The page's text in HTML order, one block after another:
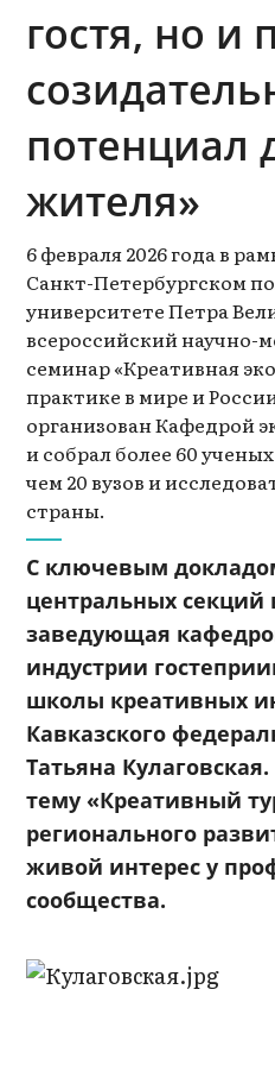
гостя, но и
потенциал
жителя»
6 февраля 2026 года в
Санкт-Петербургском
университете Петра
всероссийский научно-
семинар «Креативная
практике в мире и
организован Кафедрой
и собрал более 60
чем 20 вузов и
страны.
С ключевым
центральных секций
заведующая
индустрии
школы креативных
Кавказского
Татьяна
тему «Креативный
регионального
живой интерес у
сообщества.